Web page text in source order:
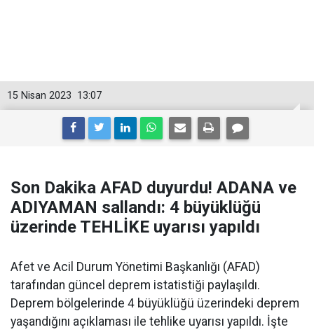
13:07
15 Nisan 2023
Son Dakika AFAD duyurdu! ADANA ve
ADIYAMAN sallandı: 4 büyüklüğü
üzerinde TEHLİKE uyarısı yapıldı
Afet ve Acil Durum Yönetimi Başkanlığı (AFAD)
tarafından güncel deprem istatistiği paylaşıldı.
Deprem bölgelerinde 4 büyüklüğü üzerindeki deprem
yaşandığını açıklaması ile tehlike uyarısı yapıldı. İşte